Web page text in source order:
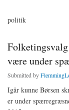
politik
være under
Submitted by
Igår kunne Børsen
er under